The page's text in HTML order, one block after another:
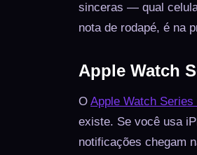
sinceras — qual
nota de rodapé, é na
Apple Watch
O Apple Watch Series
existe. Se você usa
notificações chegam